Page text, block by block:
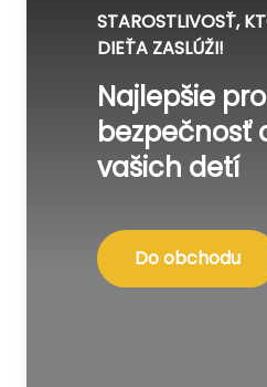
STAROSTLIVOSŤ,
DIEŤA ZASLÚŽI!
Najlepšie
bezpečnosť
vašich detí
Do obchodu